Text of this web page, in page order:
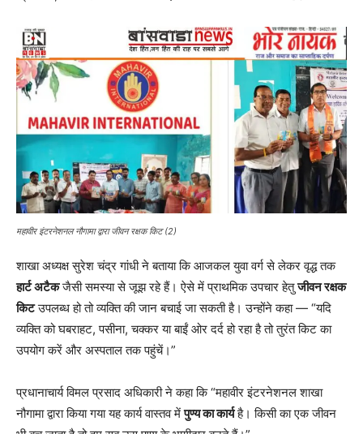
महावीर इंटरनेशनल नौगामा द्वारा जीवन रक्षक किट (2)
शाखा अध्यक्ष सुरेश चंद्र गांधी ने बताया कि आजकल युवा वर्ग से लेकर वृद्ध तक
हार्ट अटैकजैसी समस्या से जूझ रहे हैं। ऐसे में प्राथमिक उपचार हेतुजीवन रक्षक
किटउपलब्ध हो तो व्यक्ति की जान बचाई जा सकती है। उन्होंने कहा — “यदि
व्यक्ति को घबराहट, पसीना, चक्कर या बाईं ओर दर्द हो रहा है तो तुरंत किट का
उपयोग करें और अस्पताल तक पहुंचें।”
प्रधानाचार्य विमल प्रसाद अधिकारी ने कहा कि “महावीर इंटरनेशनल शाखा
नौगामा द्वारा किया गया यह कार्य वास्तव मेंपुण्य का कार्यहै। किसी का एक जीवन